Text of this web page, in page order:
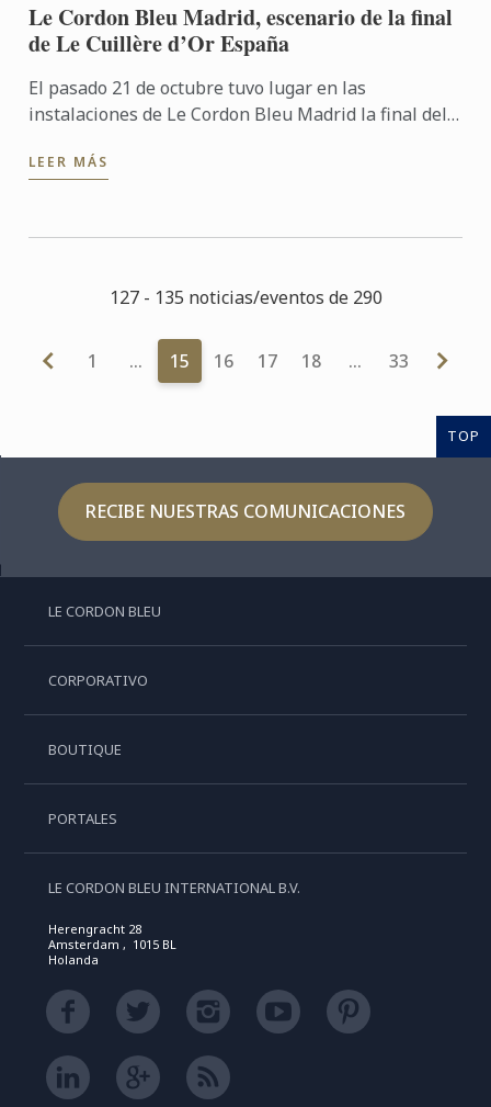
Le Cordon Bleu Madrid, escenario de la final
de Le Cuillère d’Or España
El pasado 21 de octubre tuvo lugar en las
instalaciones de Le Cordon Bleu Madrid la final del
por primera ...
LEER MÁS
127 - 135 noticias/eventos de 290
1 … 15 16 17 18 … 33
TOP
RECIBE NUESTRAS COMUNICACIONES
LE CORDON BLEU
CORPORATIVO
BOUTIQUE
PORTALES
LE CORDON BLEU INTERNATIONAL B.V.
Herengracht 28
Amsterdam , 1015 BL
Holanda